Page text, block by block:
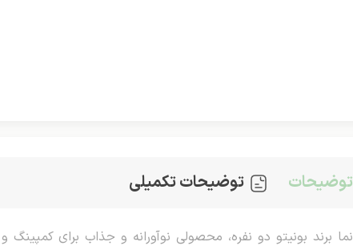
توضیحات توضیحات تکمیلی